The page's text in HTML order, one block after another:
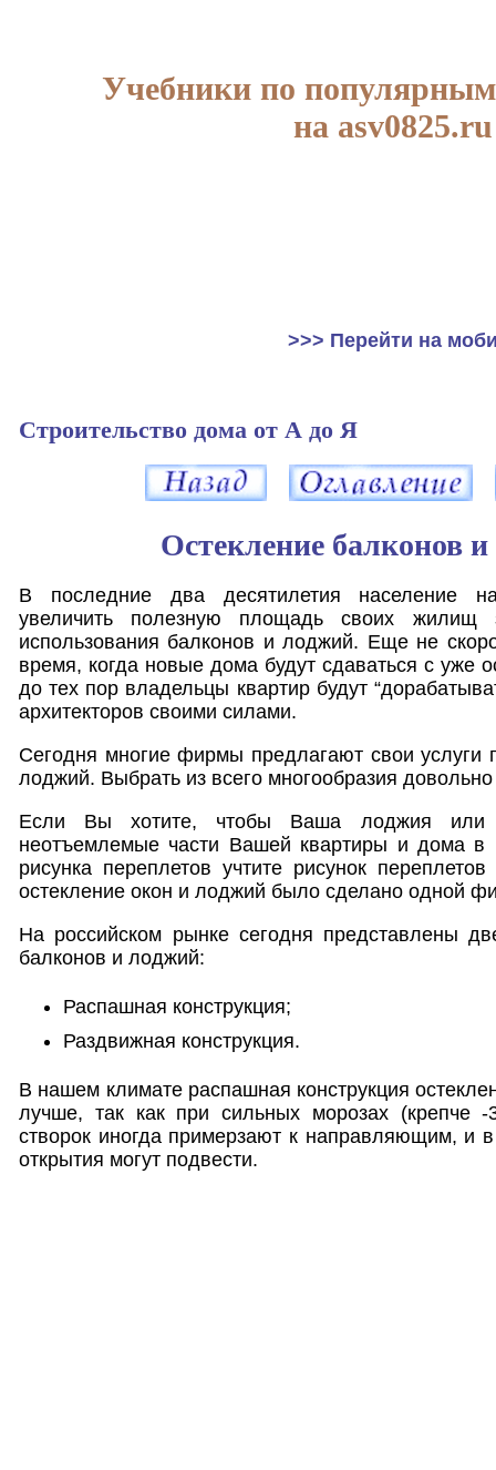
Учебники по
на asv0825.ru
>>> Перейти на
Строительство дома от А до Я
Остекление балконов
В последние два десятилетия население
увеличить полезную площадь своих жилищ
использования балконов и лоджий. Еще не
время, когда новые дома будут сдаваться с уже
до тех пор владельцы квартир будут
архитекторов своими силами.
Сегодня многие фирмы предлагают свои услуги
лоджий. Выбрать из всего многообразия
Если Вы хотите, чтобы Ваша лоджия или
неотъемлемые части Вашей квартиры и дома в
рисунка переплетов учтите рисунок
остекление окон и лоджий было сделано одной
На российском рынке сегодня представлены
балконов и лоджий:
Распашная конструкция;
Раздвижная конструкция.
В нашем климате распашная конструкция
лучше, так как при сильных морозах (крепче -
створок иногда примерзают к направляющим, и
открытия могут подвести.